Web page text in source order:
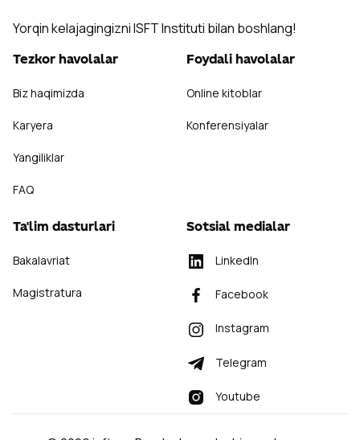
Yorqin kelajagingizni ISFT Instituti bilan boshlang!
Tezkor havolalar
Biz haqimizda
Karyera
Yangiliklar
FAQ
Foydali havolalar
Online kitoblar
Konferensiyalar
Ta'lim dasturlari
Bakalavriat
Magistratura
Sotsial medialar
LinkedIn
Facebook
Instagram
Telegram
Youtube